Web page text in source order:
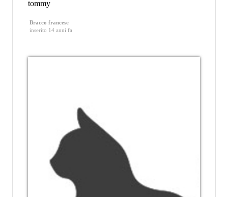
tommy
Bracco francese
inserito 14 anni fa